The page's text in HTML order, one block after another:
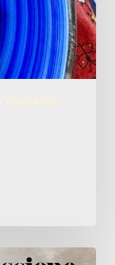
Primi Piatti